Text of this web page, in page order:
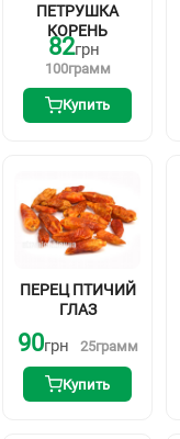
ПЕТРУШКА
КОРЕНЬ
82грн
100грамм
Купить
ПЕРЕЦ ПТИЧИЙ
ГЛАЗ
90грн 25грамм
Купить